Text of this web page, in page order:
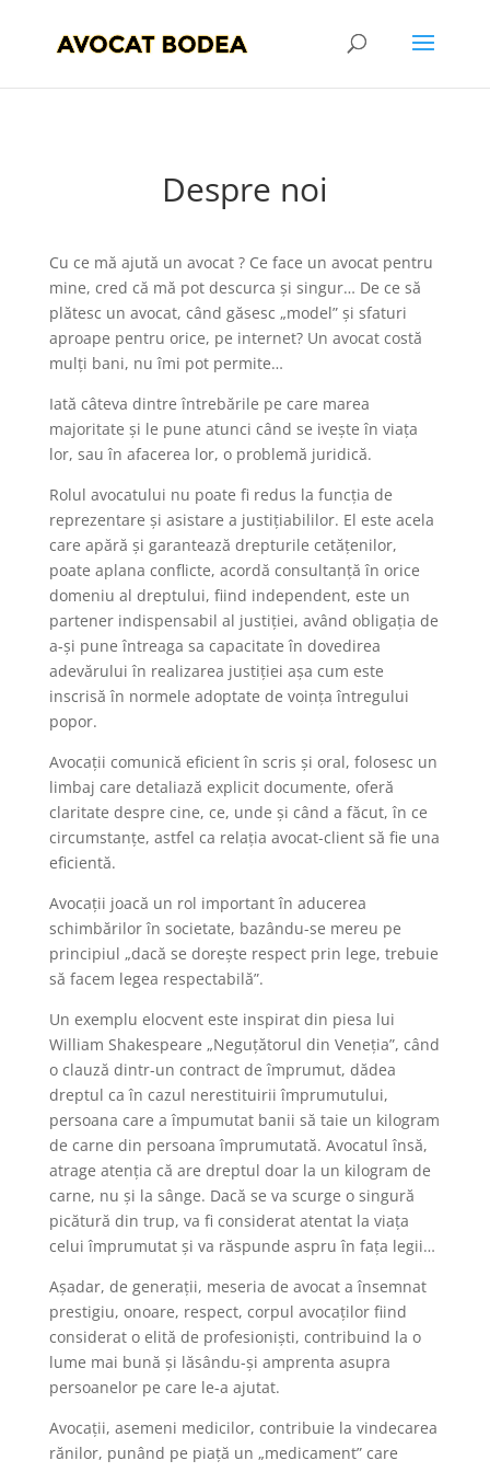
Despre noi
Cu ce mă ajută un avocat ? Ce face un avocat pentru
mine, cred că mă pot descurca şi singur… De ce să
plătesc un avocat, când găsesc „model” și sfaturi
aproape pentru orice, pe internet? Un avocat costă
mulți bani, nu îmi pot permite…
Iată câteva dintre întrebările pe care marea
majoritate și le pune atunci când se ivește în viața
lor, sau în afacerea lor, o problemă juridică.
Rolul avocatului nu poate fi redus la funcția de
reprezentare și asistare a justițiabililor. El este acela
care apără și garantează drepturile cetățenilor,
poate aplana conflicte, acordă consultanță în orice
domeniu al dreptului, fiind independent, este un
partener indispensabil al justiției, având obligația de
a-și pune întreaga sa capacitate în dovedirea
adevărului în realizarea justiției așa cum este
inscrisă în normele adoptate de voința întregului
popor.
Avocații comunică eficient în scris și oral, folosesc un
limbaj care detaliază explicit documente, oferă
claritate despre cine, ce, unde și când a făcut, în ce
circumstanțe, astfel ca relația avocat-client să fie una
eficientă.
Avocații joacă un rol important în aducerea
schimbărilor în societate, bazându-se mereu pe
principiul „dacă se dorește respect prin lege, trebuie
să facem legea respectabilă”.
Un exemplu elocvent este inspirat din piesa lui
William Shakespeare „Neguțătorul din Veneția”, când
o clauză dintr-un contract de împrumut, dădea
dreptul ca în cazul nerestituirii împrumutului,
persoana care a împumutat banii să taie un kilogram
de carne din persoana împrumutată. Avocatul însă,
atrage atenția că are dreptul doar la un kilogram de
carne, nu și la sânge. Dacă se va scurge o singură
picătură din trup, va fi considerat atentat la viața
celui împrumutat și va răspunde aspru în fața legii…
Așadar, de generații, meseria de avocat a însemnat
prestigiu, onoare, respect, corpul avocaților fiind
considerat o elită de profesioniști, contribuind la o
lume mai bună și lăsându-și amprenta asupra
persoanelor pe care le-a ajutat.
Avocații, asemeni medicilor, contribuie la vindecarea
rănilor, punând pe piață un „medicament” care